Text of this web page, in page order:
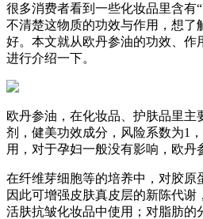
很多消费者看到一些化妆品里含有
不清楚这物质的功效与作用，想了
好。本文就从欧丹参油的功效、作
进行介绍一下。
欧丹参油，在化妆品、护肤品里主
剂，健美功效成分，风险系数为1
用，对于孕妇一般没有影响，欧丹
在纤维芽细胞等的培养中，对胶原
因此可增强皮肤真皮层的新陈代谢
活肤抗皱化妆品中使用；对脂肪的